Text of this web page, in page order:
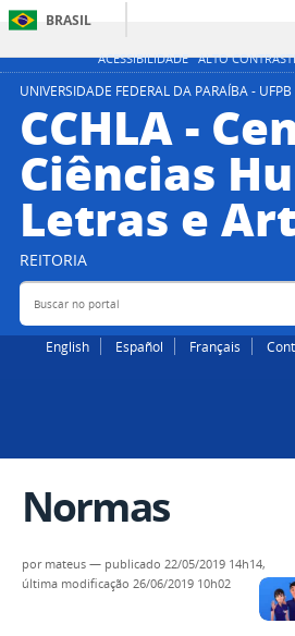
ACESSIBILIDADE ALTO
BRASIL
UNIVERSIDADE FEDERAL DA PARAÍBA - UFPB
CCHLA -
Ciências
Letras e
REITORIA
Buscar no portal
English Español Français
Normas
por mateus — publicado 22/05/2019 14h14,
última modificação 26/06/2019 10h02